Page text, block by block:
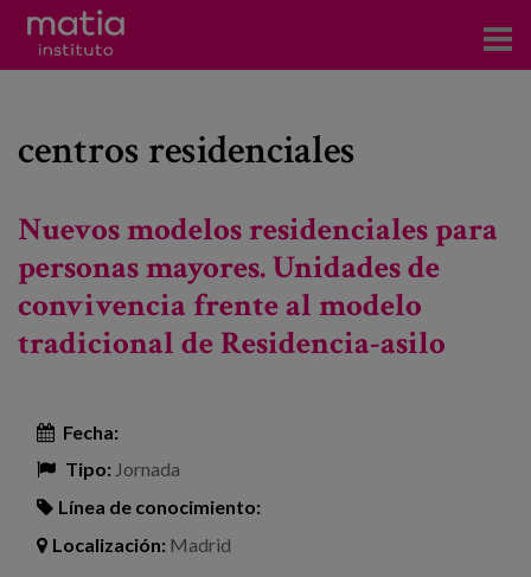
Investigación
Consultoría
Formación
Noticias
Blog
centros residenciales
Nuevos modelos residenciales para
personas mayores. Unidades de
convivencia frente al modelo
tradicional de Residencia-asilo
Fecha:
Tipo: Jornada
Línea de conocimiento:
Localización: Madrid